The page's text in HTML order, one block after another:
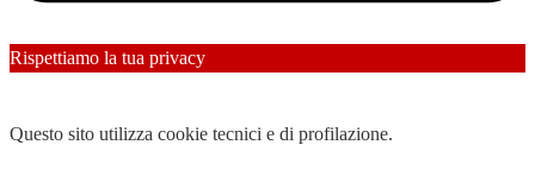
Rispettiamo la tua privacy
Questo sito utilizza cookie tecnici e di profilazione.